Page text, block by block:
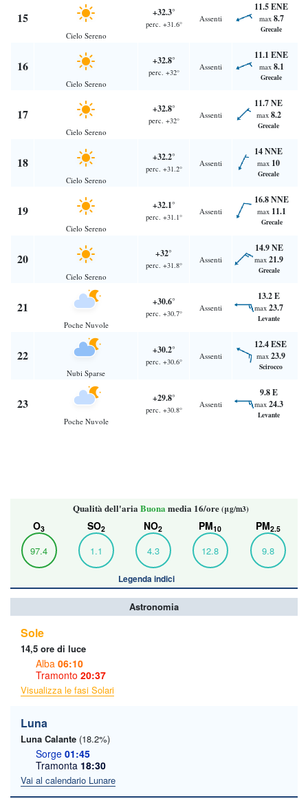
15
Cielo Sereno
+32.3°
perc. +31.6°
Assenti
11.5 ENE
max 8.7
Grecale
16
Cielo Sereno
+32.8°
perc. +32°
Assenti
11.1 ENE
max 8.1
Grecale
17
Cielo Sereno
+32.8°
perc. +32°
Assenti
11.7 NE
max 8.2
Grecale
18
Cielo Sereno
+32.2°
perc. +31.2°
Assenti
14 NNE
max 10
Grecale
19
Cielo Sereno
+32.1°
perc. +31.1°
Assenti
16.8 NNE
max 11.1
Grecale
20
Cielo Sereno
+32°
perc. +31.8°
Assenti
14.9 NE
max 21.9
Grecale
21
Poche Nuvole
+30.6°
perc. +30.7°
Assenti
13.2 E
max 23.7
Levante
22
Nubi Sparse
+30.2°
perc. +30.6°
Assenti
12.4 ESE
max 23.9
Scirocco
23
Poche Nuvole
+29.8°
perc. +30.8°
Assenti
9.8 E
max 24.3
Levante
Qualità dell'aria Buona media 16/ore(μg/m3)
O3
97.4
SO2
1.1
NO2
4.3
PM10
12.8
PM2.5
9.8
Legenda indici
Astronomia
Sole
14,5 ore di luce
Alba 06:10
Tramonto 20:37
Visualizza le fasi Solari
Luna
Luna Calante (18.2%)
Sorge 01:45
Tramonta 18:30
Vai al calendario Lunare